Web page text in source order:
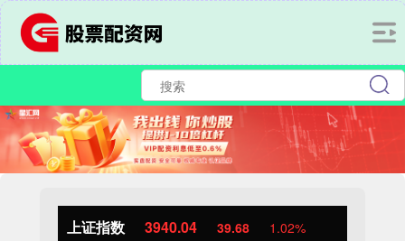
上证指数 3940.04 39.68 1.02%